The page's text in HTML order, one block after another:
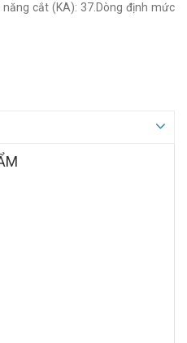
năng cắt (KA): 37.Dòng định mức